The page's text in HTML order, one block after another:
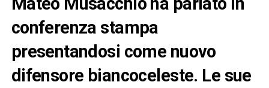
conferenza stampa
presentandosi come nuovo
difensore biancoceleste. Le sue